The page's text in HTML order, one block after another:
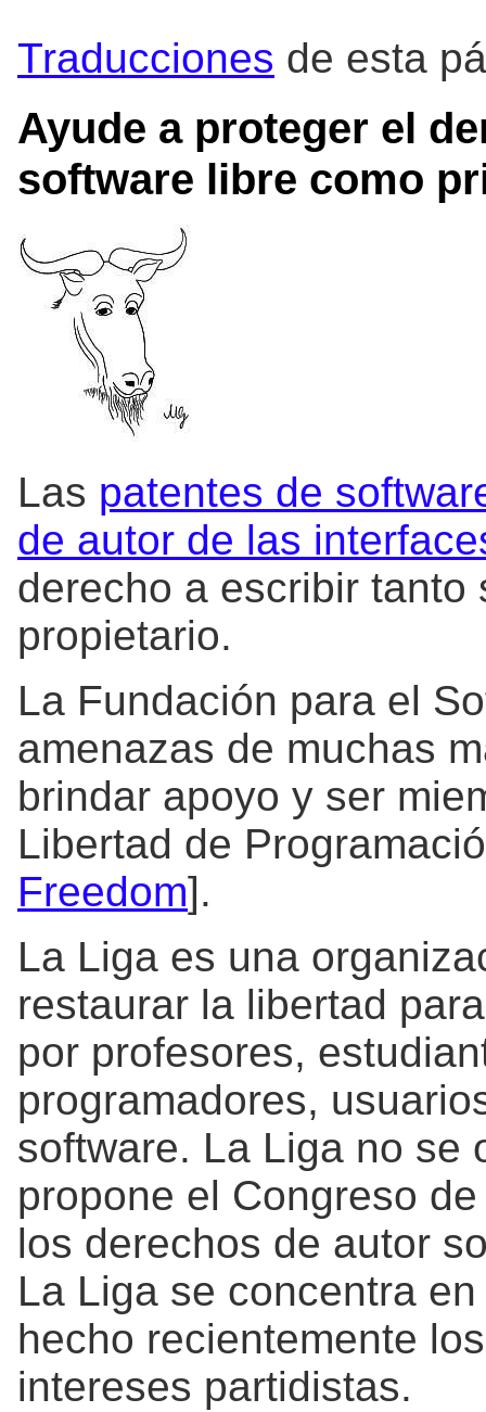
Traducciones de esta
Ayude a proteger el
software libre como
Las patentes de
de autor de las
derecho a escribir tanto
propietario.
La Fundación para el
amenazas de muchas
brindar apoyo y ser
Libertad de
Freedom].
La Liga es una
restaurar la libertad
por profesores,
programadores,
software. La Liga no se
propone el Congreso
los derechos de autor
La Liga se concentra
hecho recientemente
intereses partidistas.